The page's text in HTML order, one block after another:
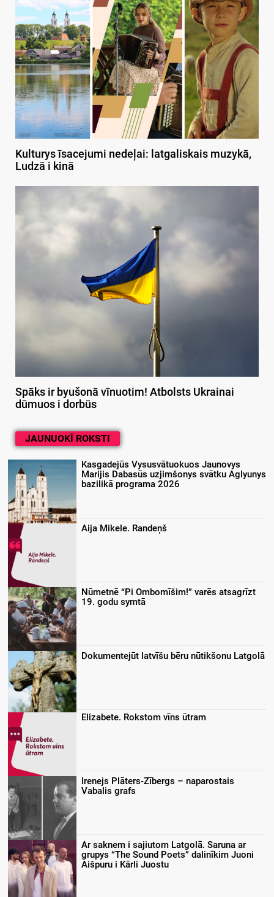
Kulturys īsacejumi nedeļai: latgaliskais muzykā,
Ludzā i kinā
Spāks ir byušonā vīnuotim! Atbolsts Ukrainai
dūmuos i dorbūs
JAUNUOKĪ ROKSTI
Kasgadejūs Vysusvātuokuos Jaunovys
Marijis Dabasūs uzjimšonys svātku Aglyunys
bazilikā programa 2026
Aija Mikele. Randeņš
Nūmetnē “Pi Ombomīšim!” varēs atsagrīzt
19. godu symtā
Dokumentejūt latvīšu bēru nūtikšonu Latgolā
Elizabete. Rokstom vīns ūtram
Irenejs Plāters-Zībergs – naparostais
Vabalis grafs
Ar saknem i sajiutom Latgolā. Saruna ar
grupys “The Sound Poets” dalinīkim Juoni
Aišpuru i Kārli Juostu